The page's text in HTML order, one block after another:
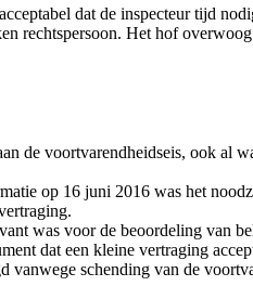
dat de inspecteur tijd
rechtspersoon. Het hof
de voortvarendheidseis, ook al
op 16 juni 2016 was het
was voor de beoordeling van
dat een kleine vertraging
vanwege schending van de